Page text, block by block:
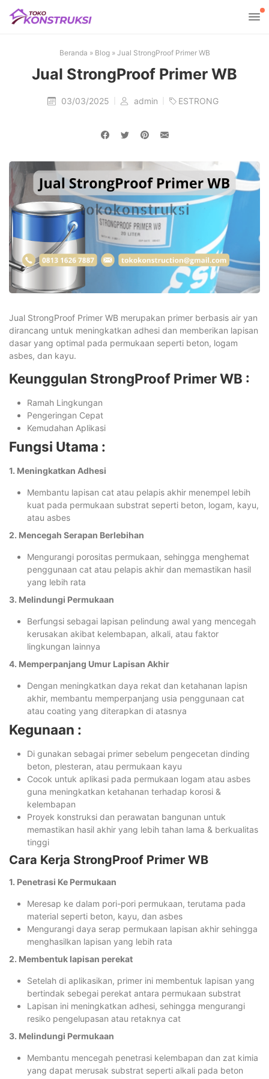
Beranda » Blog» Jual StrongProof Primer WB
Jual StrongProof Primer WB
03/03/2025 admin ESTRONG
Jual StrongProof Primer WB merupakan primer berbasis air yan
dirancang untuk meningkatkan adhesi dan memberikan lapisan
dasar yang optimal pada permukaan seperti beton, logam
asbes, dan kayu.
Keunggulan StrongProof Primer WB :
Ramah Lingkungan
Pengeringan Cepat
Kemudahan Aplikasi
Fungsi Utama :
1. Meningkatkan Adhesi
Membantu lapisan cat atau pelapis akhir menempel lebih
kuat pada permukaan substrat seperti beton, logam, kayu,
atau asbes
2. Mencegah Serapan Berlebihan
Mengurangi porositas permukaan, sehingga menghemat
penggunaan cat atau pelapis akhir dan memastikan hasil
yang lebih rata
3. Melindungi Permukaan
Berfungsi sebagai lapisan pelindung awal yang mencegah
kerusakan akibat kelembapan, alkali, atau faktor
lingkungan lainnya
4. Memperpanjang Umur Lapisan Akhir
Dengan meningkatkan daya rekat dan ketahanan lapisn
akhir, membantu memperpanjang usia penggunaan cat
atau coating yang diterapkan di atasnya
Kegunaan :
Di gunakan sebagai primer sebelum pengecetan dinding
beton, plesteran, atau permukaan kayu
Cocok untuk aplikasi pada permukaan logam atau asbes
guna meningkatkan ketahanan terhadap korosi &
kelembapan
Proyek konstruksi dan perawatan bangunan untuk
memastikan hasil akhir yang lebih tahan lama & berkualitas
tinggi
Cara Kerja StrongProof Primer WB
1. Penetrasi Ke Permukaan
Meresap ke dalam pori-pori permukaan, terutama pada
material seperti beton, kayu, dan asbes
Mengurangi daya serap permukaan lapisan akhir sehingga
menghasilkan lapisan yang lebih rata
2. Membentuk lapisan perekat
Setelah di aplikasikan, primer ini membentuk lapisan yang
bertindak sebegai perekat antara permukaan substrat
Lapisan ini meningkatkan adhesi, sehingga mengurangi
resiko pengelupasan atau retaknya cat
3. Melindungi Permukaan
Membantu mencegah penetrasi kelembapan dan zat kimia
yang dapat merusak substrat seperti alkali pada beton